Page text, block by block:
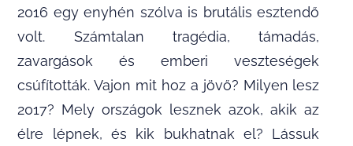
2016 egy enyhén szólva is brutális esztendő
volt. Számtalan tragédia, támadás,
zavargások és emberi veszteségek
csúfították. Vajon mit hoz a jövő? Milyen lesz
2017? Mely országok lesznek azok, akik az
élre lépnek, és kik bukhatnak el? Lássuk